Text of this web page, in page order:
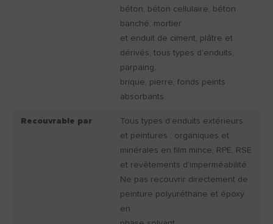
béton, béton cellulaire, béton
banché, mortier
et enduit de ciment, plâtre et
dérivés, tous types d’enduits,
parpaing,
brique, pierre, fonds peints
absorbants.
Recouvrable par
Tous types d’enduits extérieurs
et peintures : organiques et
minérales en film mince, RPE, RSE
et revêtements d’imperméabilité.
Ne pas recouvrir directement de
peinture polyuréthane et époxy
en